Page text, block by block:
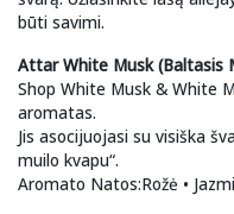
būti savimi.
Attar White Musk (Baltasis
Shop White Musk & White
aromatas.
Jis asocijuojasi su visiška
muilo kvapu“.
Aromato Natos:Rožė •